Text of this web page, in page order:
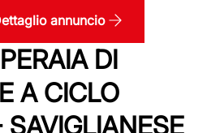
annuncio
DI
A CICLO